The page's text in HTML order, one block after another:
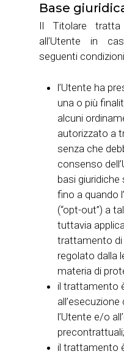
Base
Il Titolare tratta
all’Utente in
seguenti
l’Utente ha
una o più
alcuni
autorizzato a
senza che
consenso
basi
fino a quando
(“opt-out”) a
tuttavia
trattamento di
regolato dalla
materia di
il trattamento
l’Utente e/o
precontrattuali;
il trattamento